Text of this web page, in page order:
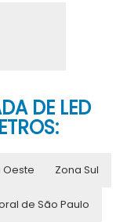
DE LED
Oeste Zona Sul
de São Paulo